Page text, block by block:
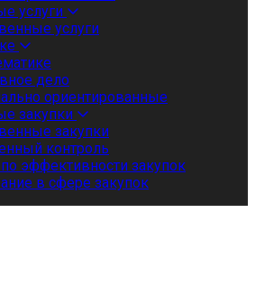
услуги
услуги
дело
ориентированные
закупки
закупки
контроль
эффективности закупок
в сфере закупок